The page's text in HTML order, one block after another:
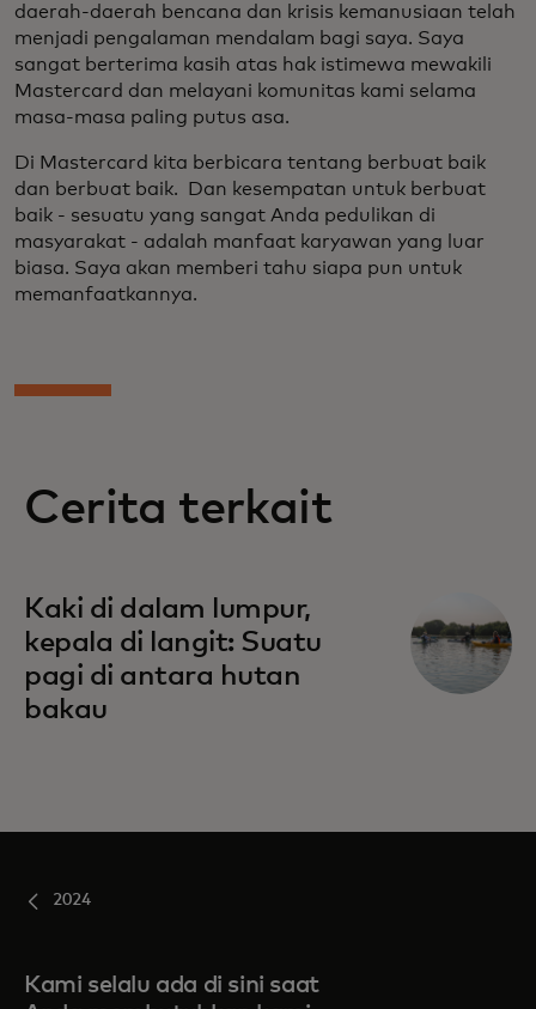
daerah-daerah bencana dan krisis kemanusiaan telah
menjadi pengalaman mendalam bagi saya. Saya
sangat berterima kasih atas hak istimewa mewakili
Mastercard dan melayani komunitas kami selama
masa-masa paling putus asa.
Di Mastercard kita berbicara tentang berbuat baik
dan berbuat baik. Dan kesempatan untuk berbuat
baik - sesuatu yang sangat Anda pedulikan di
masyarakat - adalah manfaat karyawan yang luar
biasa. Saya akan memberi tahu siapa pun untuk
memanfaatkannya.
Cerita terkait
Kaki di dalam lumpur,
kepala di langit: Suatu
pagi di antara hutan
bakau
2024
Kami selalu ada di sini saat